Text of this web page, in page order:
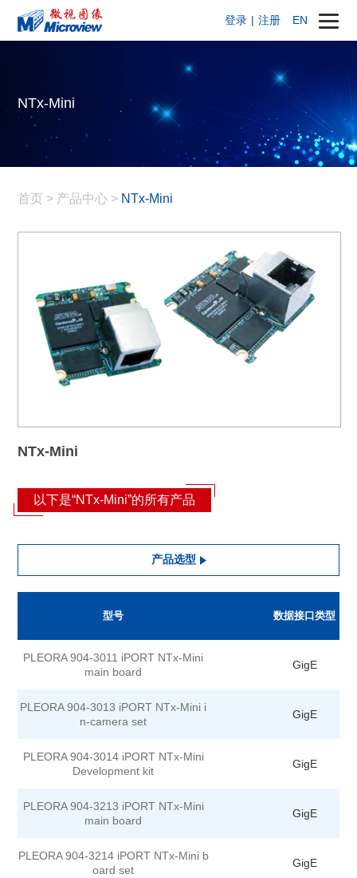
EN
登录 | 注册
NTx-Mini
首页 > 产品中心 > NTx-Mini
NTx-Mini
以下是“NTx-Mini”的所有产品
产品选型
型号 数据接口类型
PLEORA 904-3011 iPORT NTx-Mini
main board
GigE
PLEORA 904-3013 iPORT NTx-Mini i
n-camera set
GigE
PLEORA 904-3014 iPORT NTx-Mini
Development kit
GigE
PLEORA 904-3213 iPORT NTx-Mini
main board
GigE
PLEORA 904-3214 iPORT NTx-Mini b
oard set
GigE